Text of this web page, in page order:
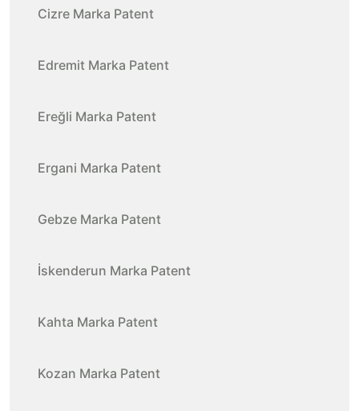
Cizre Marka Patent
Edremit Marka Patent
Ereğli Marka Patent
Ergani Marka Patent
Gebze Marka Patent
İskenderun Marka Patent
Kahta Marka Patent
Kozan Marka Patent